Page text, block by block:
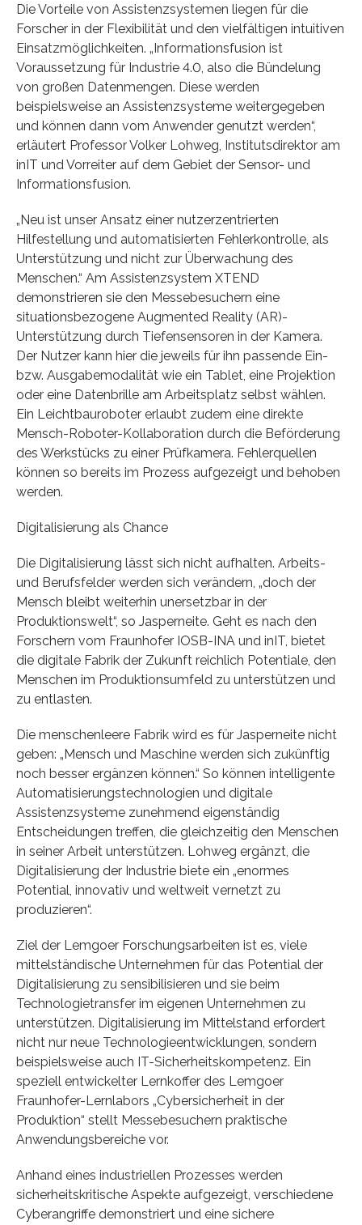
Die Vorteile von Assistenzsystemen liegen für die
Forscher in der Flexibilität und den vielfältigen intuitiven
Einsatzmöglichkeiten. „Informationsfusion ist
Voraussetzung für Industrie 4.0, also die Bündelung
von großen Datenmengen. Diese werden
beispielsweise an Assistenzsysteme weitergegeben
und können dann vom Anwender genutzt werden“,
erläutert Professor Volker Lohweg, Institutsdirektor am
inIT und Vorreiter auf dem Gebiet der Sensor- und
Informationsfusion.
„Neu ist unser Ansatz einer nutzerzentrierten
Hilfestellung und automatisierten Fehlerkontrolle, als
Unterstützung und nicht zur Überwachung des
Menschen.“ Am Assistenzsystem XTEND
demonstrieren sie den Messebesuchern eine
situationsbezogene Augmented Reality (AR)-
Unterstützung durch Tiefensensoren in der Kamera.
Der Nutzer kann hier die jeweils für ihn passende Ein-
bzw. Ausgabemodalität wie ein Tablet, eine Projektion
oder eine Datenbrille am Arbeitsplatz selbst wählen.
Ein Leichtbauroboter erlaubt zudem eine direkte
Mensch-Roboter-Kollaboration durch die Beförderung
des Werkstücks zu einer Prüfkamera. Fehlerquellen
können so bereits im Prozess aufgezeigt und behoben
werden.
Digitalisierung als Chance
Die Digitalisierung lässt sich nicht aufhalten. Arbeits-
und Berufsfelder werden sich verändern, „doch der
Mensch bleibt weiterhin unersetzbar in der
Produktionswelt“, so Jasperneite. Geht es nach den
Forschern vom Fraunhofer IOSB-INA und inIT, bietet
die digitale Fabrik der Zukunft reichlich Potentiale, den
Menschen im Produktionsumfeld zu unterstützen und
zu entlasten.
Die menschenleere Fabrik wird es für Jasperneite nicht
geben: „Mensch und Maschine werden sich zukünftig
noch besser ergänzen können.“ So können intelligente
Automatisierungstechnologien und digitale
Assistenzsysteme zunehmend eigenständig
Entscheidungen treffen, die gleichzeitig den Menschen
in seiner Arbeit unterstützen. Lohweg ergänzt, die
Digitalisierung der Industrie biete ein „enormes
Potential, innovativ und weltweit vernetzt zu
produzieren“.
Ziel der Lemgoer Forschungsarbeiten ist es, viele
mittelständische Unternehmen für das Potential der
Digitalisierung zu sensibilisieren und sie beim
Technologietransfer im eigenen Unternehmen zu
unterstützen. Digitalisierung im Mittelstand erfordert
nicht nur neue Technologieentwicklungen, sondern
beispielsweise auch IT-Sicherheitskompetenz. Ein
speziell entwickelter Lernkoffer des Lemgoer
Fraunhofer-Lernlabors „Cybersicherheit in der
Produktion“ stellt Messebesuchern praktische
Anwendungsbereiche vor.
Anhand eines industriellen Prozesses werden
sicherheitskritische Aspekte aufgezeigt, verschiedene
Cyberangriffe demonstriert und eine sichere